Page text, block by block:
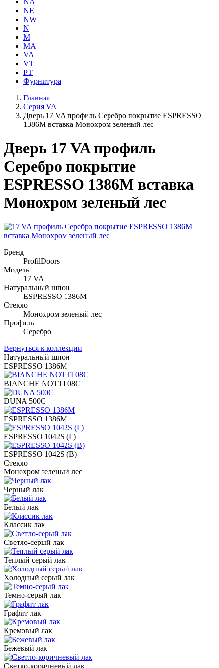
NE
NW
N
M
MA
VA
VT
PT
Фурнитура
Главная
Серия VA
Дверь 17 VA профиль Серебро покрытие ESPRESSO
1386M вставка Монохром зеленый лес
Дверь 17 VA профиль
Серебро покрытие
ESPRESSO 1386M вставка
Монохром зеленый лес
Бренд
ProfilDoors
Модель
17 VA
Натуральный шпон
ESPRESSO 1386M
Стекло
Монохром зеленый лес
Профиль
Серебро
Вернуться к коллекции
Натуральный шпон
ESPRESSO 1386M
BIANCHE NOTTI 08C
DUNA 500C
ESPRESSO 1386M
ESPRESSO 1042S (Г)
ESPRESSO 1042S (В)
Стекло
Монохром зеленый лес
Черный лак
Белый лак
Классик лак
Светло-серый лак
Теплый серый лак
Холодный серый лак
Темно-серый лак
Графит лак
Кремовый лак
Бежевый лак
Светло-коричневый лак